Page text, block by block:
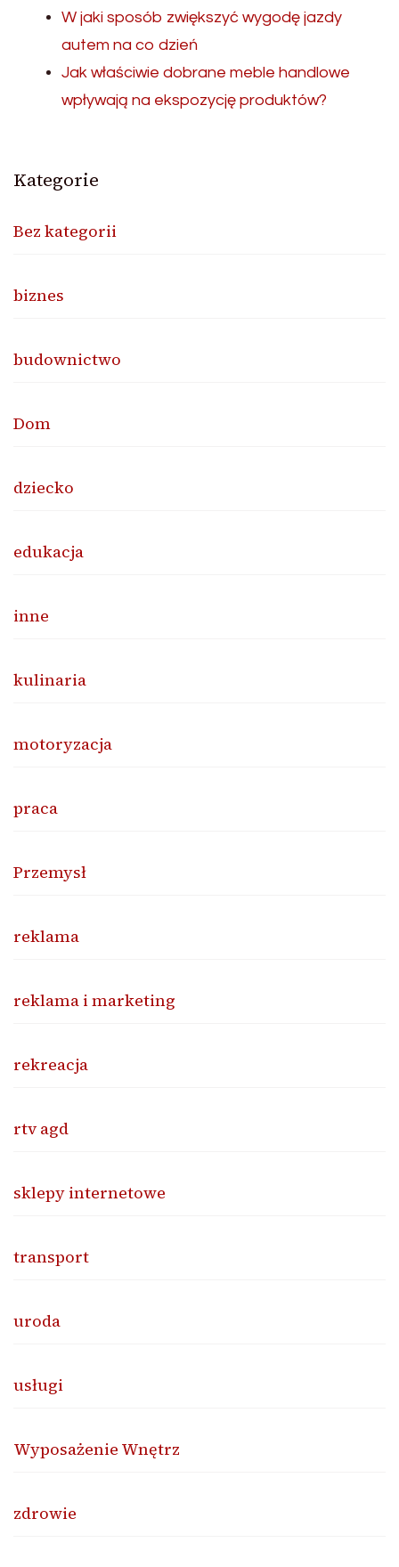
W jaki sposób zwiększyć wygodę jazdy
autem na co dzień
Jak właściwie dobrane meble handlowe
wpływają na ekspozycję produktów?
Kategorie
Bez kategorii
biznes
budownictwo
Dom
dziecko
edukacja
inne
kulinaria
motoryzacja
praca
Przemysł
reklama
reklama i marketing
rekreacja
rtv agd
sklepy internetowe
transport
uroda
usługi
Wyposażenie Wnętrz
zdrowie